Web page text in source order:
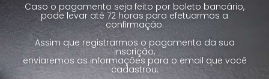
Caso o pagamento seja feito por boleto bancário,
pode levar até 72 horas para efetuarmos a
confirmação.
Assim que registrarmos o pagamento da sua
inscrição,
enviaremos as informações para o email que você
cadastrou.